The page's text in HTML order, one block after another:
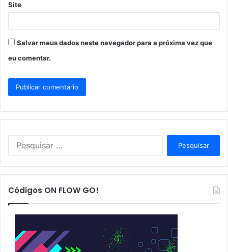
Site
Salvar meus dados neste navegador para a próxima vez que
eu comentar.
q
s
a
p
o
Códigos ON FLOW GO!